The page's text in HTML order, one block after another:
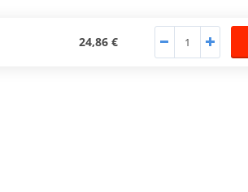
24,86 €